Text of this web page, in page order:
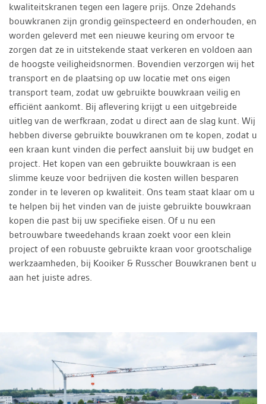
kwaliteitskranen tegen een lagere prijs. Onze 2dehands
bouwkranen zijn grondig geïnspecteerd en onderhouden, en
worden geleverd met een nieuwe keuring om ervoor te
zorgen dat ze in uitstekende staat verkeren en voldoen aan
de hoogste veiligheidsnormen. Bovendien verzorgen wij het
transport en de plaatsing op uw locatie met ons eigen
transport team, zodat uw gebruikte bouwkraan veilig en
efficiënt aankomt. Bij aflevering krijgt u een uitgebreide
uitleg van de werfkraan, zodat u direct aan de slag kunt. Wij
hebben diverse gebruikte bouwkranen om te kopen, zodat u
een kraan kunt vinden die perfect aansluit bij uw budget en
project. Het kopen van een gebruikte bouwkraan is een
slimme keuze voor bedrijven die kosten willen besparen
zonder in te leveren op kwaliteit. Ons team staat klaar om u
te helpen bij het vinden van de juiste gebruikte bouwkraan
kopen die past bij uw specifieke eisen. Of u nu een
betrouwbare tweedehands kraan zoekt voor een klein
project of een robuuste gebruikte kraan voor grootschalige
werkzaamheden, bij Kooiker & Russcher Bouwkranen bent u
aan het juiste adres.